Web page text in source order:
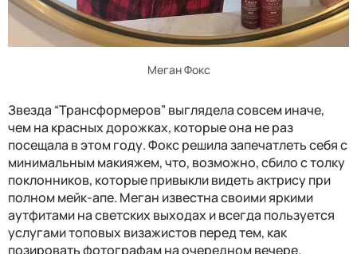
Меган Фокс
Звезда “Трансформеров” выглядела совсем иначе,
чем на красных дорожках, которые она не раз
посещала в этом году. Фокс решила запечатлеть себя с
минимальным макияжем, что, возможно, сбило с толку
поклонников, которые привыкли видеть актрису при
полном мейк-апе. Меган известна своими яркими
аутфитами на светских выходах и всегда пользуется
услугами топовых визажистов перед тем, как
позировать фотографам на очередном вечере.